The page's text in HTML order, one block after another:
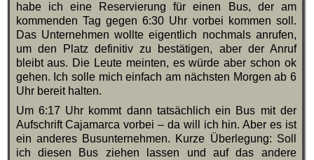
habe ich eine Reservierung für einen Bus, der am
kommenden Tag gegen 6:30 Uhr vorbei kommen soll.
Das Unternehmen wollte eigentlich nochmals anrufen,
um den Platz definitiv zu bestätigen, aber der Anruf
bleibt aus. Die Leute meinten, es würde aber schon ok
gehen. Ich solle mich einfach am nächsten Morgen ab 6
Uhr bereit halten.
Um 6:17 Uhr kommt dann tatsächlich ein Bus mit der
Aufschrift Cajamarca vorbei – da will ich hin. Aber es ist
ein anderes Busunternehmen. Kurze Überlegung: Soll
ich diesen Bus ziehen lassen und auf das andere